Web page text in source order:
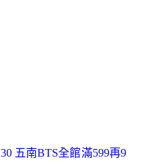
五南BTS全館滿599再9